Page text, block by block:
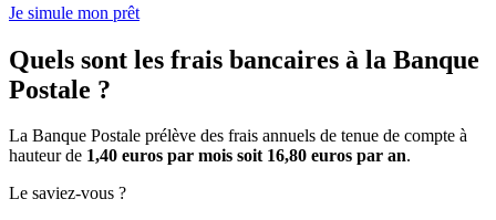
Je simule mon prêt
Quels sont les frais bancaires à la Banque
Postale ?
La Banque Postale prélève des frais annuels de tenue de compte à
hauteur de 1,40 euros par mois soit 16,80 euros par an.
Le saviez-vous ?